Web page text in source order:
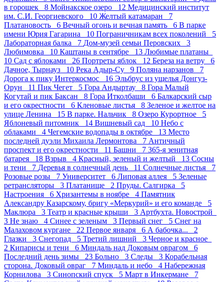
в горошек 8 Мойнакское озеро 12 Медицинский институт
им. С.И. Георгиевского 10 Желтый катамаран 7
Платановость 6 Вечный огонь и вечная память 6 В парке
имени Юрия Гагарина 10 Пограничникам всех поколений 5
Лабораторная балка 7 Дом-музей семьи Перовских 3
Любимовка 10 Каштаны в сентябре 13 Любимые платаны
10 Сад с яблоками 26 Портреты яблок 12 Береза на ветру 6
Дачное, Тырнауз 10 Река Адыр-Су 9 Поляна нарзанов 7
Дорога к пику Интеркосмос 16 Эльбрус из ущелья Донгуз-
Орун 11 Пик Чегет 5 Гора Андыртау 8 Гора Малый
Когутай и пик Баксан 8 Гора Итколбаши 6 Балкарский сыр
и его окрестности 6 Кленовые листья 8 Зеленое и желтое на
улице Ленина 15 В парке. Нальчик 8 Озеро Курортное 5
Яблоневый питомник 14 Вишневый сад 10 Небо с
облаками 4 Чегемские водопады в октябре 13 Место
последней дуэли Михаила Лермонтова 7 Античный
проспект и его окрестности 11 Башни 7 365-я зенитная
батарея 18 Взрыв 4 Красный, зеленый и желтый 13 Сосны
и тени 7 Деревья в солнечный день 11 Солнечные листья 7
Розовые розы 7 Университет 6 Липовая аллея 5 Зеленые
ретрансляторы 3 Платанище 2 Пруды. Салгирка 5
Настроения 6 Хризантемы в ноябре 4 Памятник
Александру Казарскому, бригу «Меркурий» и его команде 5
Маклюра 3 Театр и красные крыши 3 Артбухта. Новострой
3 Не знаю 4 Синее с зеленым 3 Первый снег 5 Снег на
Малаховом кургане 22 Первое января 6 А бабочка... 2
Глазки 3 Снегопад 5 Третий лишний 3 Черное и красное
2 Кипарисы и тени 6 Миндаль над Доковым оврагом 6
Последний день зимы 23 Больно 3 Следы 3 Корабельная
сторона. Доковый овраг 7 Миндаль и небо 4 Набережная
Корнилова 3 Синопский спуск 5 Март в Инкермане 7